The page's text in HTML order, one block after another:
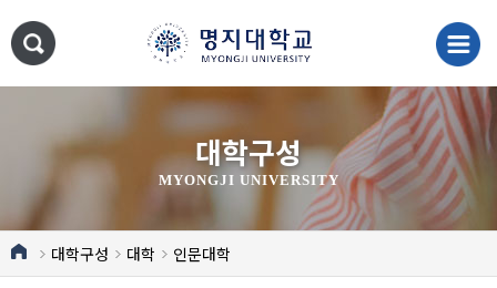
대학구성
MYONGJI UNIVERSITY
대학구성 대학 인문대학